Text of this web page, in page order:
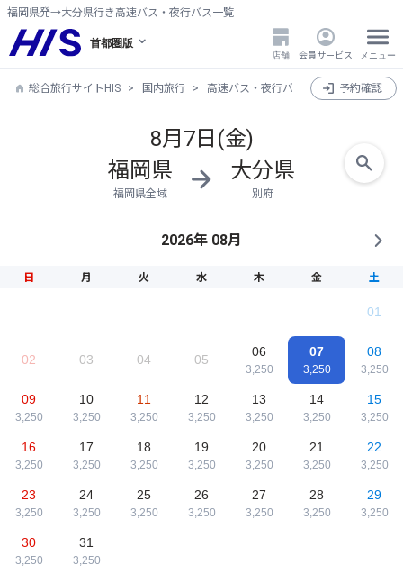
福岡県発→大分県行き高速バス・夜行バス一覧
首都圏版
店舗 会員サービス メニュー
総合旅行サイトHIS 国内旅行 高速バス・夜行バス 福岡県発→大分
予約確認
8月7日(金)
福岡県
福岡県全域
大分県
別府
2026年 08月
日 月 火 水 木 金 土
01
02 03 04 05
06
3,250
07
3,250
08
3,250
09
3,250
10
3,250
11
3,250
12
3,250
13
3,250
14
3,250
15
3,250
16
3,250
17
3,250
18
3,250
19
3,250
20
3,250
21
3,250
22
3,250
23
3,250
24
3,250
25
3,250
26
3,250
27
3,250
28
3,250
29
3,250
30
3,250
31
3,250